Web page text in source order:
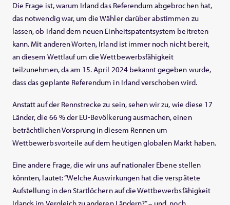
Die Frage ist, warum Irland das Referendum abgebrochen hat,
das notwendig war, um die Wähler darüber abstimmen zu
lassen, ob Irland dem neuen Einheitspatentsystem beitreten
kann. Mit anderen Worten, Irland ist immer noch nicht bereit,
an diesem Wettlauf um die Wettbewerbsfähigkeit
teilzunehmen, da am 15. April 2024 bekannt gegeben wurde,
dass das geplante Referendum in Irland verschoben wird.
Anstatt auf der Rennstrecke zu sein, sehen wir zu, wie diese 17
Länder, die 66 % der EU-Bevölkerung ausmachen, einen
beträchtlichen Vorsprung in diesem Rennen um
Wettbewerbsvorteile auf dem heutigen globalen Markt haben.
Eine andere Frage, die wir uns auf nationaler Ebene stellen
könnten, lautet: “Welche Auswirkungen hat die verspätete
Aufstellung in den Startlöchern auf die Wettbewerbsfähigkeit